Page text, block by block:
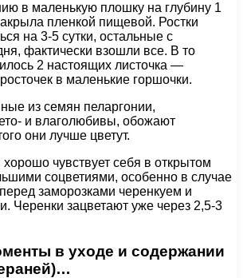
в маленькую плошку на глубину 1
пленкой пищевой. Ростки
на 3-5 сутки, остальные с
фактически взошли все. В то
2 настоящих листочка —
в маленькие горшочки.
из семян пеларгонии,
и влаголюбивы, обожают
они лучше цветут.
чувствует себя в открытом
соцветиями, особенно в случае
заморозками черенкуем и
Черенки зацветают уже через 2,5-3
в уходе и содержании